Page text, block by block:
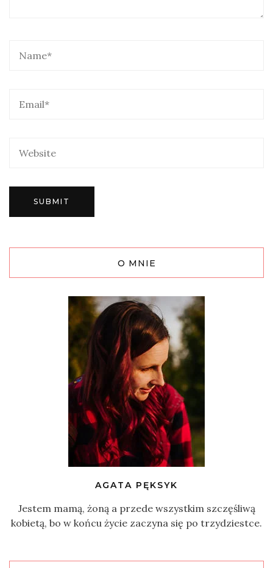
O MNIE
AGATA PĘKSYK
Jestem mamą, żoną a przede wszystkim szczęśliwą
kobietą, bo w końcu życie zaczyna się po trzydziestce.